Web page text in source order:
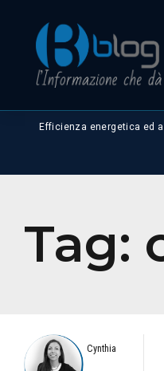
Efficienza energetica ed
Tag:
Cynthia